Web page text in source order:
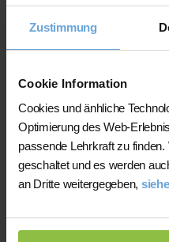
Zustimmung
Cookie Information
Cookies und änhliche
Optimierung des Web-
passende Lehrkraft zu
geschaltet und es werden
an Dritte weitergegeben,
Nachhilfe
Freischaltung
Nachhilfe-
möglichst schnell
Ausfall können Sie